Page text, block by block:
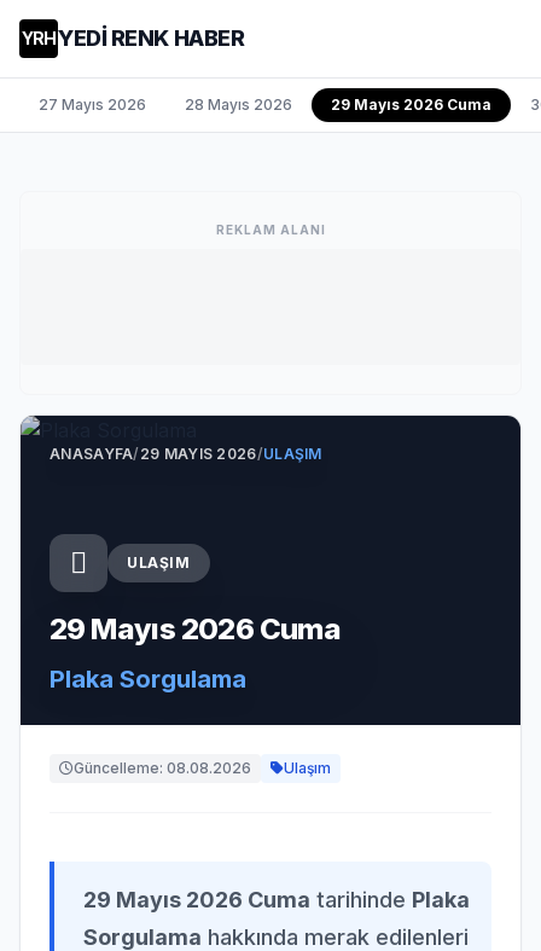
YRHYEDİ RENK HABER
27 Mayıs 2026 28 Mayıs 2026 29 Mayıs 2026 Cuma
REKLAM ALANI
ANASAYFA/29 MAYIS 2026/ULAŞIM
ULAŞIM
29 Mayıs 2026 Cuma
Plaka Sorgulama
Güncelleme: 08.08.2026 Ulaşım
29 Mayıs 2026 Cuma tarihinde Plaka
Sorgulama hakkında merak edilenleri